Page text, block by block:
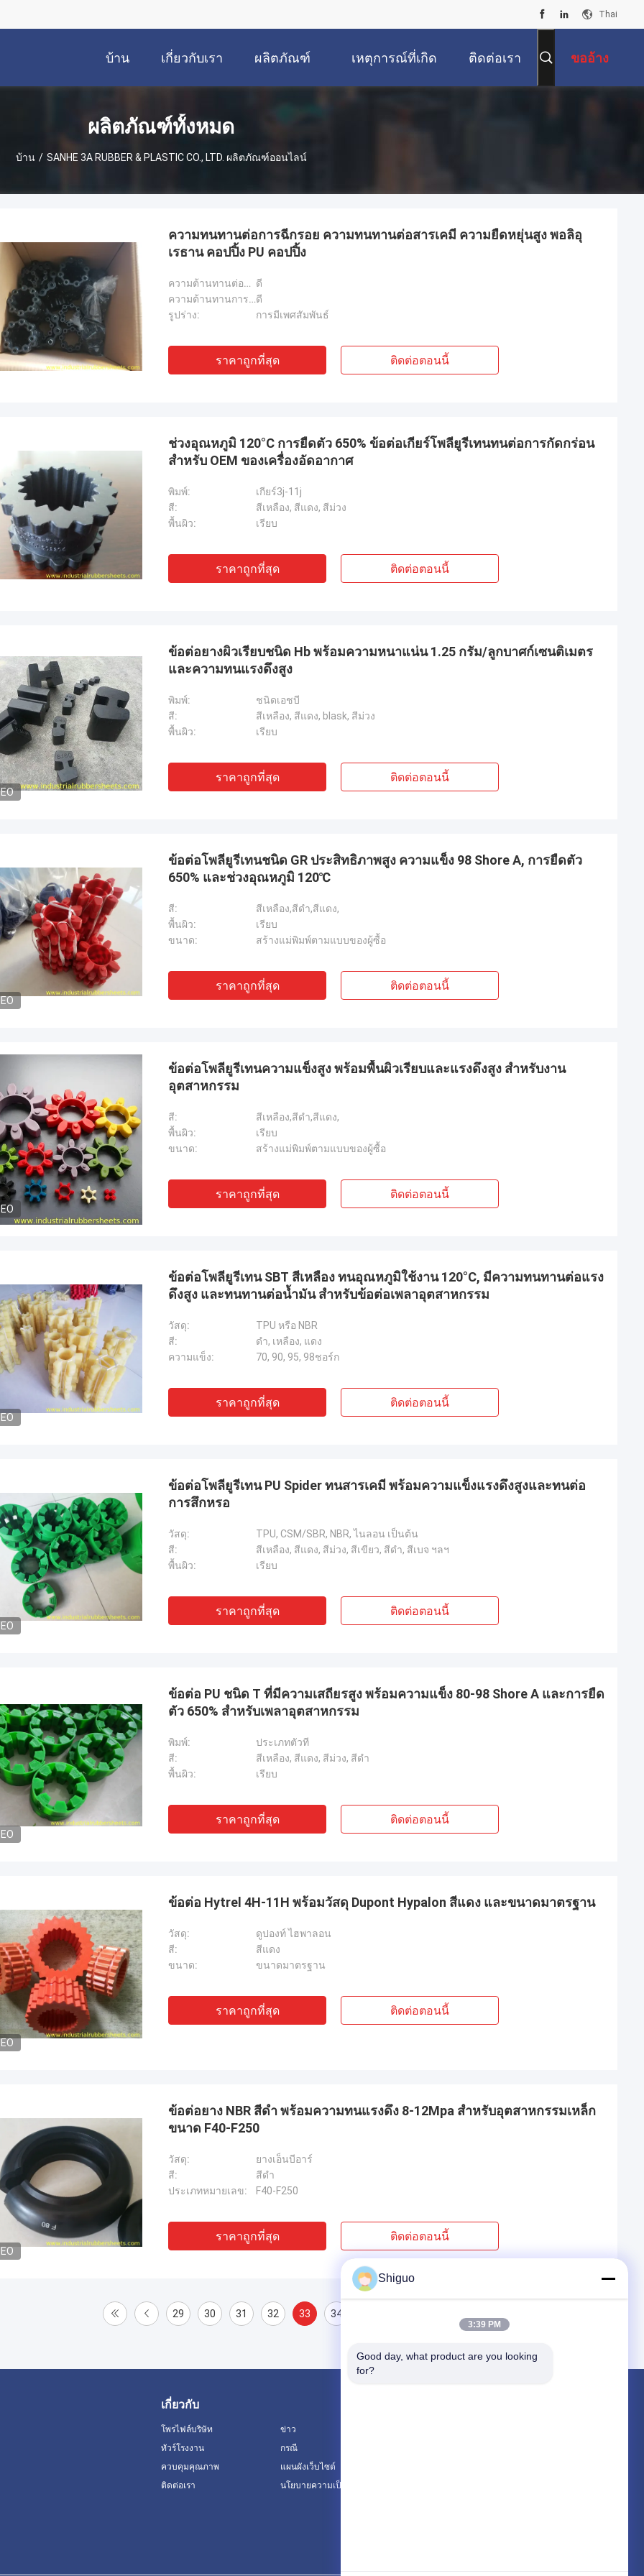
Thai
บ้าน เกี่ยวกับเรา ผลิตภัณฑ์ เหตุการณ์ที่เกิด ติดต่อเรา ขออ้าง
ผลิตภัณฑ์ทั้งหมด
บ้าน / SANHE 3A RUBBER & PLASTIC CO., LTD. ผลิตภัณฑ์ออนไลน์
ความทนทานต่อการฉีกรอย ความทนทานต่อสารเคมี ความยืดหยุ่นสูง พอลิอุ
เรธาน คอปปิ้ง PU คอปปิ้ง
ความต้านทานต่อโอโซน: ดี
ความต้านทานการฉีกขาด:ดี
รูปร่าง:
การมีเพศสัมพันธ์
ราคาถูกที่สุด ติดต่อตอนนี้
ช่วงอุณหภูมิ 120°C การยืดตัว 650% ข้อต่อเกียร์โพลียูรีเทนทนต่อการกัดกร่อน
สำหรับ OEM ของเครื่องอัดอากาศ
พิมพ์:
เกียร์3j-11j
สี:
สีเหลือง, สีแดง, สีม่วง
พื้นผิว:
เรียบ
ราคาถูกที่สุด ติดต่อตอนนี้
ข้อต่อยางผิวเรียบชนิด Hb พร้อมความหนาแน่น 1.25 กรัม/ลูกบาศก์เซนติเมตร
และความทนแรงดึงสูง
พิมพ์:
ชนิดเอชบี
สี:
สีเหลือง, สีแดง, blask, สีม่วง
พื้นผิว:
เรียบ
ราคาถูกที่สุด ติดต่อตอนนี้
ข้อต่อโพลียูรีเทนชนิด GR ประสิทธิภาพสูง ความแข็ง 98 Shore A, การยืดตัว
650% และช่วงอุณหภูมิ 120℃
สี:
สีเหลือง,สีดำ,สีแดง,
พื้นผิว:
เรียบ
ขนาด:
สร้างแม่พิมพ์ตามแบบของผู้ซื้อ
ราคาถูกที่สุด ติดต่อตอนนี้
ข้อต่อโพลียูรีเทนความแข็งสูง พร้อมพื้นผิวเรียบและแรงดึงสูง สำหรับงาน
อุตสาหกรรม
สี:
สีเหลือง,สีดำ,สีแดง,
พื้นผิว:
เรียบ
ขนาด:
สร้างแม่พิมพ์ตามแบบของผู้ซื้อ
ราคาถูกที่สุด ติดต่อตอนนี้
ข้อต่อโพลียูรีเทน SBT สีเหลือง ทนอุณหภูมิใช้งาน 120°C, มีความทนทานต่อแรง
ดึงสูง และทนทานต่อน้ำมัน สำหรับข้อต่อเพลาอุตสาหกรรม
วัสดุ:
TPU หรือ NBR
สี:
ดำ, เหลือง, แดง
ความแข็ง:
70, 90, 95, 98ชอร์ก
ราคาถูกที่สุด ติดต่อตอนนี้
ข้อต่อโพลียูรีเทน PU Spider ทนสารเคมี พร้อมความแข็งแรงดึงสูงและทนต่อ
การสึกหรอ
วัสดุ:
TPU, CSM/SBR, NBR, ไนลอน เป็นต้น
สี:
สีเหลือง, สีแดง, สีม่วง, สีเขียว, สีดำ, สีเบจ ฯลฯ
พื้นผิว:
เรียบ
ราคาถูกที่สุด ติดต่อตอนนี้
ข้อต่อ PU ชนิด T ที่มีความเสถียรสูง พร้อมความแข็ง 80-98 Shore A และการยืด
ตัว 650% สำหรับเพลาอุตสาหกรรม
พิมพ์:
ประเภทตัวที
สี:
สีเหลือง, สีแดง, สีม่วง, สีดำ
พื้นผิว:
เรียบ
ราคาถูกที่สุด ติดต่อตอนนี้
ข้อต่อ Hytrel 4H-11H พร้อมวัสดุ Dupont Hypalon สีแดง และขนาดมาตรฐาน
วัสดุ:
ดูปองท์ ไฮพาลอน
สี:
สีแดง
ขนาด:
ขนาดมาตรฐาน
ราคาถูกที่สุด ติดต่อตอนนี้
ข้อต่อยาง NBR สีดำ พร้อมความทนแรงดึง 8-12Mpa สำหรับอุตสาหกรรมเหล็ก
ขนาด F40-F250
วัสดุ:
ยางเอ็นบีอาร์
สี:
สีดำ
ประเภทหมายเลข:
F40-F250
ราคาถูกที่สุด ติดต่อตอนนี้
29 30 31 32 33 34
เกี่ยวกับ
โพรไฟล์บริษัท
ทัวร์โรงงาน
ควบคุมคุณภาพ
ติดต่อเรา
ข่าว
กรณี
แผนผังเว็บไซต์
นโยบายความเป็นส่วนตัว
Shiguo
3:39 PM
Good day, what product are you looking
for?